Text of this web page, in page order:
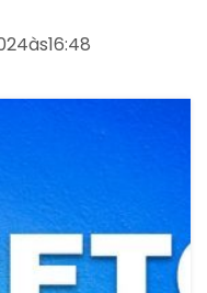
às16:48